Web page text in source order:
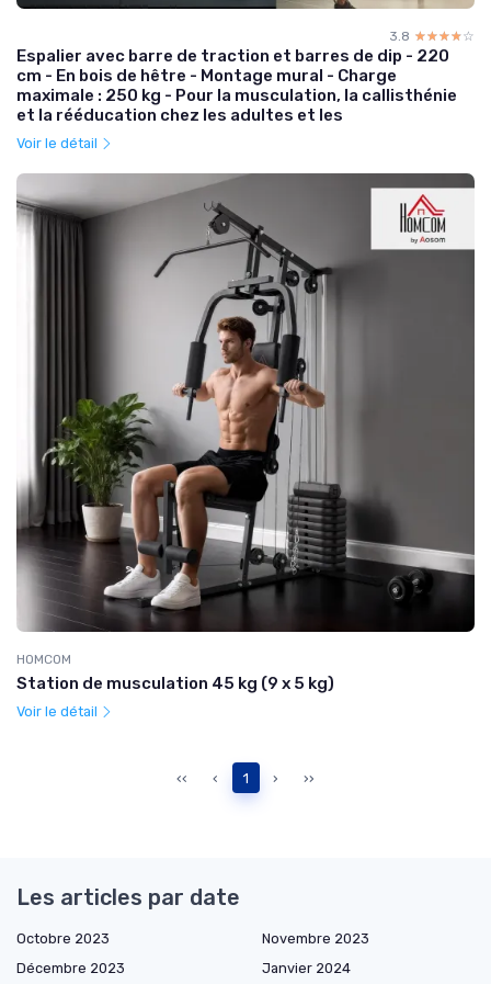
3.8 ☆☆☆☆☆
★★★★★
Espalier avec barre de traction et barres de dip - 220
cm - En bois de hêtre - Montage mural - Charge
maximale : 250 kg - Pour la musculation, la callisthénie
et la rééducation chez les adultes et les
Voir le détail
HOMCOM
Station de musculation 45 kg (9 x 5 kg)
Voir le détail
‹‹ ‹ 1 › ››
Les articles par date
Octobre 2023
Novembre 2023
Décembre 2023
Janvier 2024